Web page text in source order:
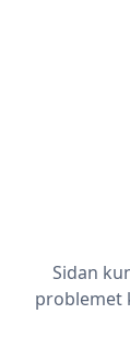
Sidan
problemet